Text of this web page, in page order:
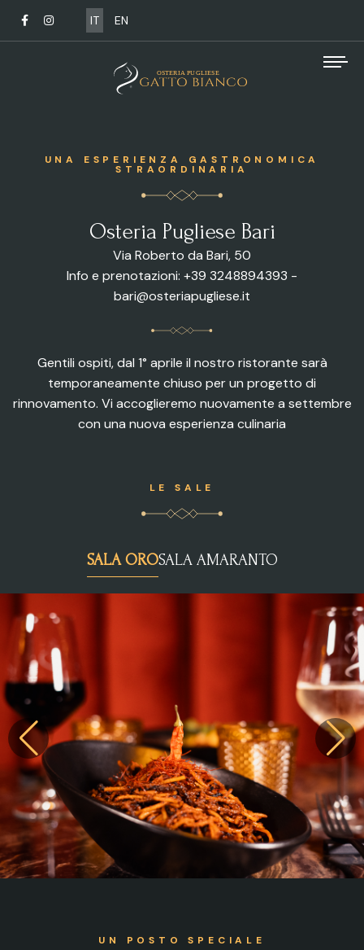
IT EN
UNA ESPERIENZA GASTRONOMICA
STRAORDINARIA
Osteria Pugliese Bari
Via Roberto da Bari, 50
Info e prenotazioni: +39 3248894393 -
bari@osteriapugliese.it
Gentili ospiti, dal 1° aprile il nostro ristorante sarà
temporaneamente chiuso per un progetto di
rinnovamento. Vi accoglieremo nuovamente a settembre
con una nuova esperienza culinaria
LE SALE
SALA OROSALA AMARANTO
UN POSTO SPECIALE